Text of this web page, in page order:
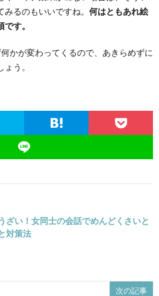
るのもいいですね。 何はともあれ絵
す。
かが変わってくるので、あきらめずに
う。
ざい！女同士の会話でめんどくさいと
対策法
次の記事